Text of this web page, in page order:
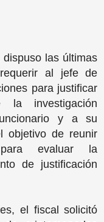
las últimas
al jefe de
para justificar
investigación
y a su
objetivo de reunir
evaluar la
de justificación
el fiscal solicitó